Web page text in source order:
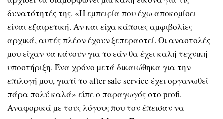
δυνατότητές της. «Η εµπειρία που έχω αποκοµίσει
είναι εξαιρετική. Αν και είχα κάποιες αµφιβολίες
αρχικά, αυτές πλέον έχουν ξεπεραστεί. Οι αναστολές
µου είχαν να κάνουν για το εάν θα έχει καλή τεχνική
υποστήριξη. Ένα χρόνο µετά δικαιώθηκα για την
επιλογή µου, γιατί το after sale service έχει οργανωθεί
πάρα πολύ καλά» είπε ο παραγωγός στο profi.
Αναφορικά µε τους λόγους που τον έπεισαν να